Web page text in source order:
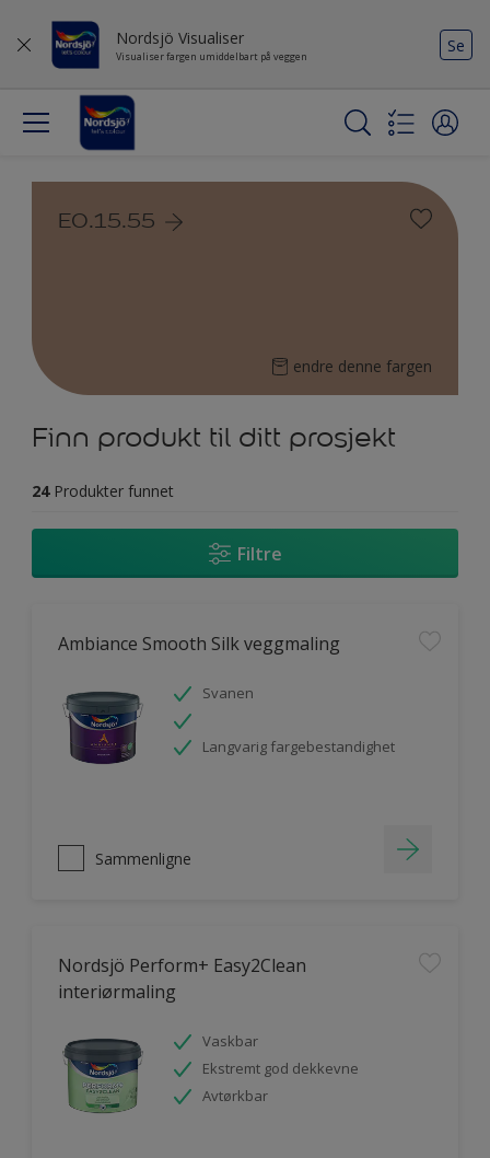
Nordsjö Visualiser
Visualiser fargen umiddelbart på veggen
Se
E0.15.55
endre denne fargen
Finn produkt til ditt prosjekt
24 Produkter funnet
Filtre
Ambiance Smooth Silk veggmaling
Svanen
Langvarig fargebestandighet
Sammenligne
Nordsjö Perform+ Easy2Clean
interiørmaling
Vaskbar
Ekstremt god dekkevne
Avtørkbar